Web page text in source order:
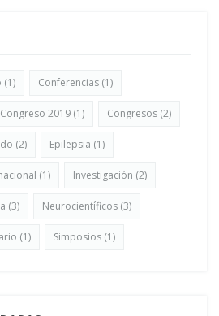
(1) Conferencias (1)
Congreso 2019 (1) Congresos (2)
(2) Epilepsia (1)
(1) Investigación (2)
(3) Neurocientíficos (3)
(1) Simposios (1)